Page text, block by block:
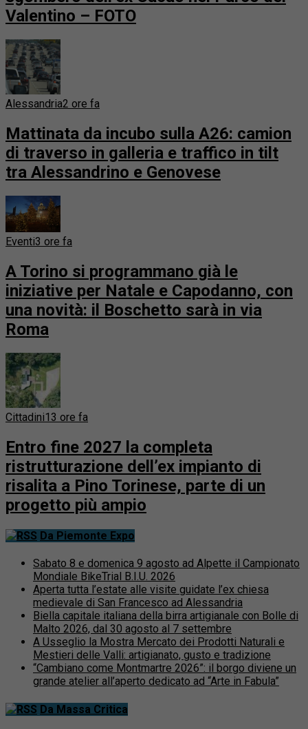
Valentino – FOTO
Alessandria2 ore fa
Mattinata da incubo sulla A26: camion
di traverso in galleria e traffico in tilt
tra Alessandrino e Genovese
Eventi3 ore fa
A Torino si programmano già le
iniziative per Natale e Capodanno, con
una novità: il Boschetto sarà in via
Roma
Cittadini13 ore fa
Entro fine 2027 la completa
ristrutturazione dell’ex impianto di
risalita a Pino Torinese, parte di un
progetto più ampio
Da Piemonte Expo
Sabato 8 e domenica 9 agosto ad Alpette il Campionato
Mondiale BikeTrial B.I.U. 2026
Aperta tutta l’estate alle visite guidate l’ex chiesa
medievale di San Francesco ad Alessandria
Biella capitale italiana della birra artigianale con Bolle di
Malto 2026, dal 30 agosto al 7 settembre
A Usseglio la Mostra Mercato dei Prodotti Naturali e
Mestieri delle Valli: artigianato, gusto e tradizione
“Cambiano come Montmartre 2026”: il borgo diviene un
grande atelier all’aperto dedicato ad “Arte in Fabula”
Da Massa Critica